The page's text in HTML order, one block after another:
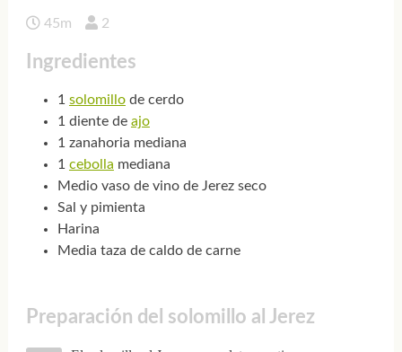
45m 2
Ingredientes
1 solomillode cerdo
1 diente de ajo
1 zanahoria mediana
1 cebolla mediana
Medio vaso de vino de Jerez seco
Sal y pimienta
Harina
Media taza de caldo de carne
Preparación del solomillo al Jerez